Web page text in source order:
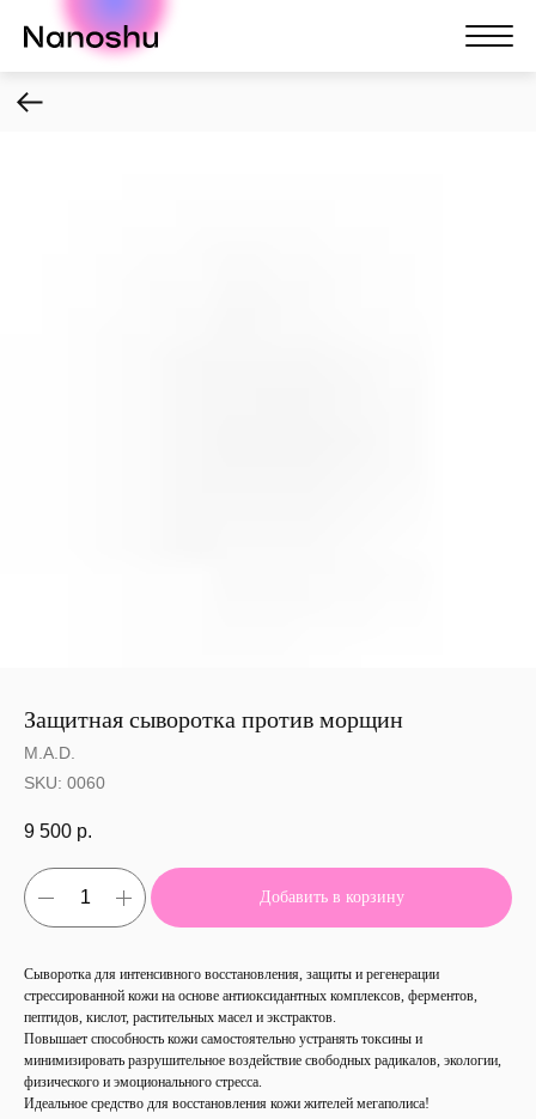
Nanoshu
Защитная сыворотка против морщин
M.A.D.
SKU: 0060
9 500 р.
Добавить в корзину
Сыворотка для интенсивного восстановления, защиты и регенерации
стрессированной кожи на основе антиоксидантных комплексов, ферментов,
пептидов, кислот, растительных масел и экстрактов.
Повышает способность кожи самостоятельно устранять токсины и
минимизировать разрушительное воздействие свободных радикалов, экологии,
физического и эмоционального стресса.
Идеальное средство для восстановления кожи жителей мегаполиса!